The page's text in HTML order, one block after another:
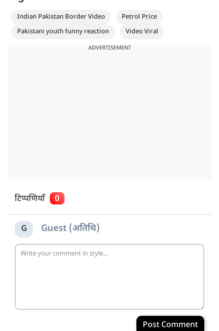
Indian Pakistan Border Video
Petrol Price
Pakistani youth funny reaction
Video Viral
ADVERTISEMENT
टिप्पणियाँ 0
G Guest (अतिथि)
Post Comment